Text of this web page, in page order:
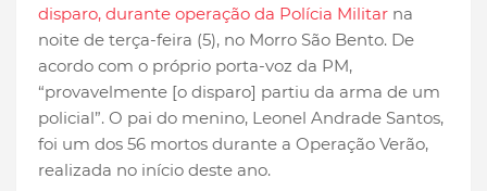
disparo, durante operação da Polícia Militar na
noite de terça-feira (5), no Morro São Bento. De
acordo com o próprio porta-voz da PM,
“provavelmente [o disparo] partiu da arma de um
policial”. O pai do menino, Leonel Andrade Santos,
foi um dos 56 mortos durante a Operação Verão,
realizada no início deste ano.